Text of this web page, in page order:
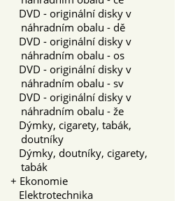
DVD - originální disky v
náhradním obalu - dě
DVD - originální disky v
náhradním obalu - os
DVD - originální disky v
náhradním obalu - sv
DVD - originální disky v
náhradním obalu - že
Dýmky, cigarety, tabák,
doutníky
Dýmky, doutníky, cigarety,
tabák
+ Ekonomie
Elektrotechnika